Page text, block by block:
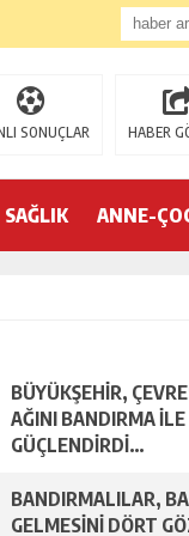
SONUÇLAR HABER
SAĞLIK ANNE-
BÜYÜKŞEHİR,
AĞINI BANDIRMA İLE
GÜÇLENDİRDİ…
BANDIRMALILAR,
GELMESİNİ DÖRT